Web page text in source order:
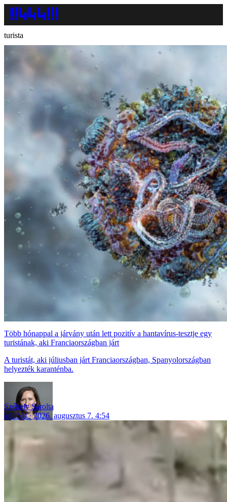
turista
Több hónappal a járvány után lett pozitív a hantavírus-tesztje egy
turistának, aki Franciaországban járt
A turistát, aki júliusban járt Franciaországban, Spanyolországban
helyezték karanténba.
Székely Sarolta
külföld
2026. augusztus 7. 4:54